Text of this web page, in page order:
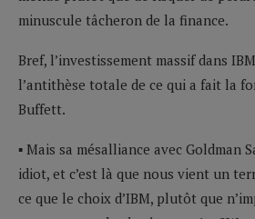
minuscule tâcheron de la finance.
Bref, l’investissement massif dans
l’antithèse totale de ce qui a fait la
Buffett.
▪ Mais sa mésalliance avec Goldman
idiot, et c’est là que nous vient un
ce que le choix d’IBM, plutôt que